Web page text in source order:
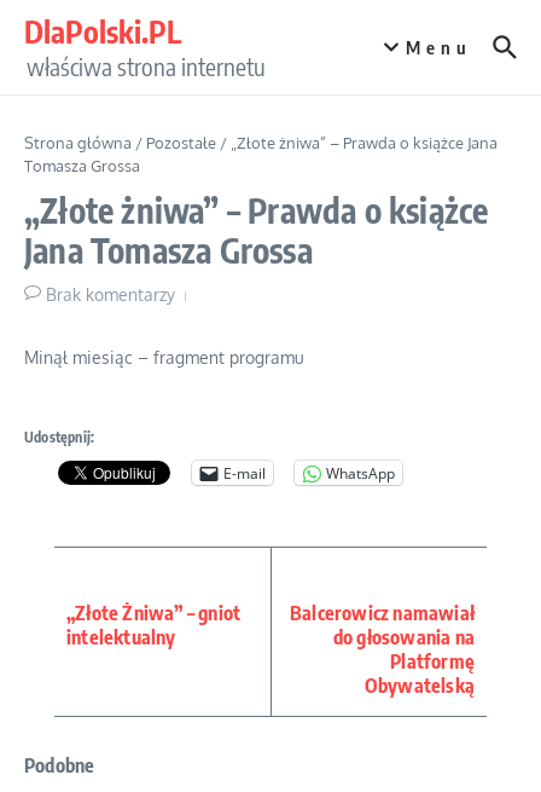
DlaPolski.PL
właściwa strona internetu
Menu
Strona główna / Pozostałe / „Złote żniwa” – Prawda o książce Jana
Tomasza Grossa
„Złote żniwa” – Prawda o książce
Jana Tomasza Grossa
Brak komentarzy
Minął miesiąc – fragment programu
Udostępnij:
E-mail WhatsApp
„Złote Żniwa” – gniot
intelektualny
Balcerowicz namawiał
do głosowania na
Platformę
Obywatelską
Podobne